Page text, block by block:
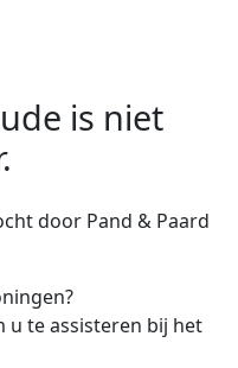
is niet
door Pand & Paard
u te assisteren bij het